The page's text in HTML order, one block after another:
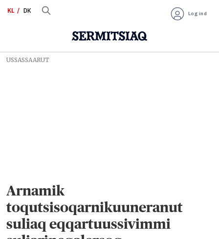
KL DK Log ind
USSASSAARUT
Arnamik
toqutsisoqarnikuuneranut
suliaq eqqartuussivimmi